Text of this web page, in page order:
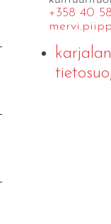
+358 40